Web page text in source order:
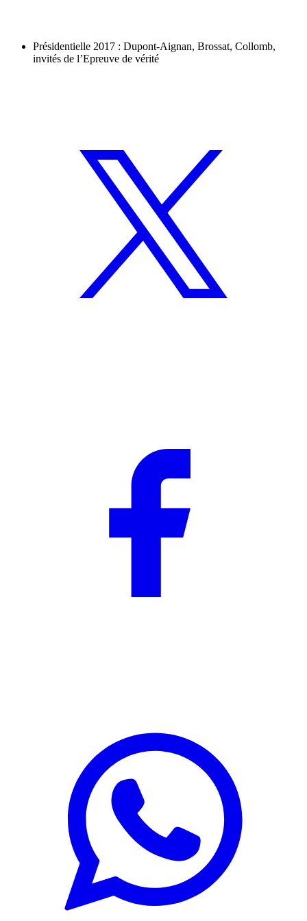
Présidentielle 2017 : Dupont-Aignan, Brossat, Collomb,
invités de l’Epreuve de vérité